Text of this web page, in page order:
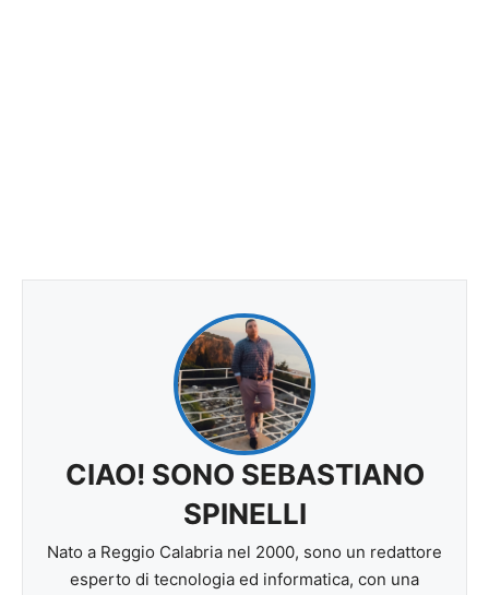
CIAO! SONO SEBASTIANO
SPINELLI
Nato a Reggio Calabria nel 2000, sono un redattore
esperto di tecnologia ed informatica, con una